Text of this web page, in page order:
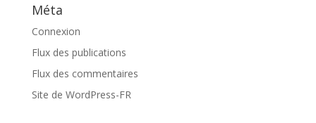
Méta
Connexion
Flux des publications
Flux des commentaires
Site de WordPress-FR